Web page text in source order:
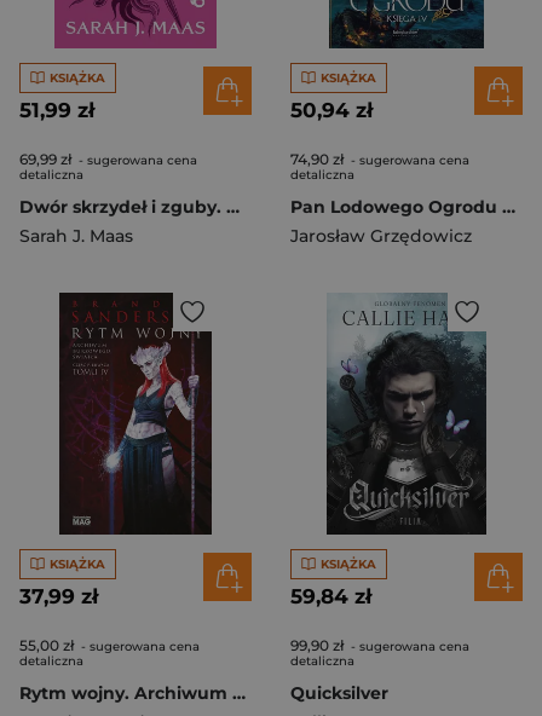
KSIĄŻKA
51,99 zł
69,99 zł - sugerowana cena
detaliczna
Dwór skrzydeł i zguby. Dwór cierni i róż. Tom 3
Sarah J. Maas
KSIĄŻKA
50,94 zł
74,90 zł - sugerowana cena
detaliczna
Pan Lodowego Ogrodu Księga 4
Jarosław Grzędowicz
KSIĄŻKA
37,99 zł
55,00 zł - sugerowana cena
detaliczna
Rytm wojny. Archiwum Burzowego Światła. Tom 4. Część 1
KSIĄŻKA
59,84 zł
99,90 zł - sugerowana cena
detaliczna
Quicksilver